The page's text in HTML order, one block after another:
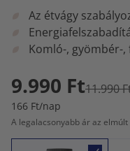
Az étvágy
Komló-, gyömbér-
9.990 Ft11.990
166 Ft/nap
A legalacsonyabb ár az